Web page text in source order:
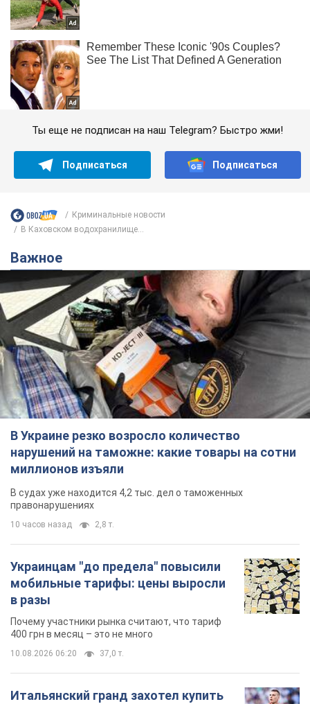
Ты еще не подписан на наш Telegram? Быстро жми!
Подписаться Подписаться
Криминальные новости
В Каховском водохранилище...
Важное
В Украине резко возросло количество
нарушений на таможне: какие товары на сотни
миллионов изъяли
В судах уже находится 4,2 тыс. дел о таможенных
правонарушениях
10 часов назад 2,8 т.
Украинцам "до предела" повысили
мобильные тарифы: цены выросли
в разы
Почему участники рынка считают, что тариф
400 грн в месяц – это не много
10.08.2026 06:20 37,0 т.
Итальянский гранд захотел купить